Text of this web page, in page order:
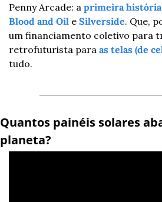
Penny Arcade: a primeira história
Blood and Oil e Silverside. Que,
um financiamento coletivo para
retrofuturista para as telas (de
tudo.
Quantos painéis solares
planeta?